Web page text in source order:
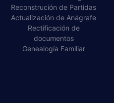
Reconstrución de Partidas​
Actualización de Anágrafe
Rectificación de
documentos​
Genealogía Familiar​